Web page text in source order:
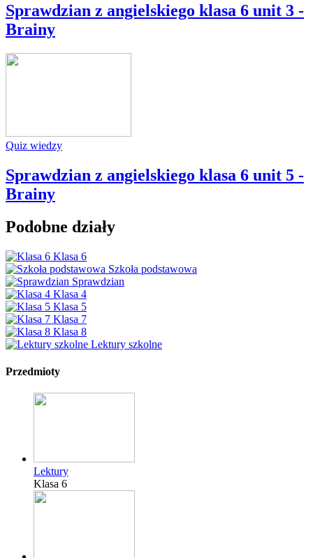
Sprawdzian z angielskiego klasa 6 unit 3 -
Brainy
Quiz wiedzy
Sprawdzian z angielskiego klasa 6 unit 5 -
Brainy
Podobne działy
Klasa 6
Szkoła podstawowa
Sprawdzian
Klasa 4
Klasa 5
Klasa 7
Klasa 8
Lektury szkolne
Przedmioty
Lektury
Klasa 6